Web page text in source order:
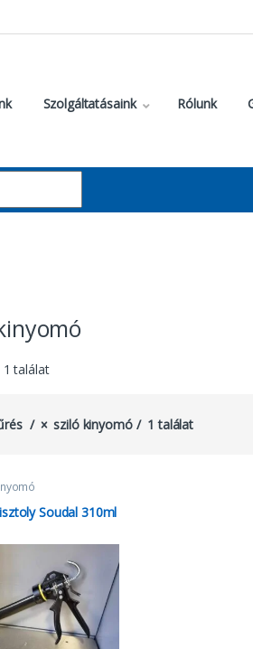
Szolgáltatásaink Rólunk
1 találat
sziló kinyomó 1 találat
Soudal 310ml